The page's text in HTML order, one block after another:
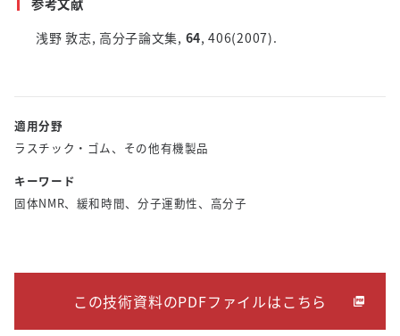
浅野 敦志, 高分子論文集, 64, 406(2007).
適用分野
ラスチック・ゴム、その他有機製品
キーワード
固体NMR、緩和時間、分子運動性、高分子
この技術資料のPDFファイルはこちら